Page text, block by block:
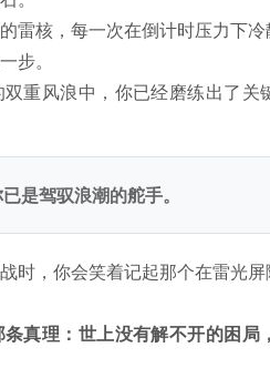
雷核，每一次在倒计时压力下
步。
重风浪中，你已经磨练出了关
是驾驭浪潮的舵手。
时，你会笑着记起那个在雷光
真理：世上没有解不开的困局